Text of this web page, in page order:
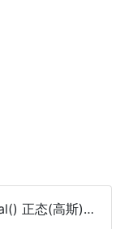
态(高斯)分布